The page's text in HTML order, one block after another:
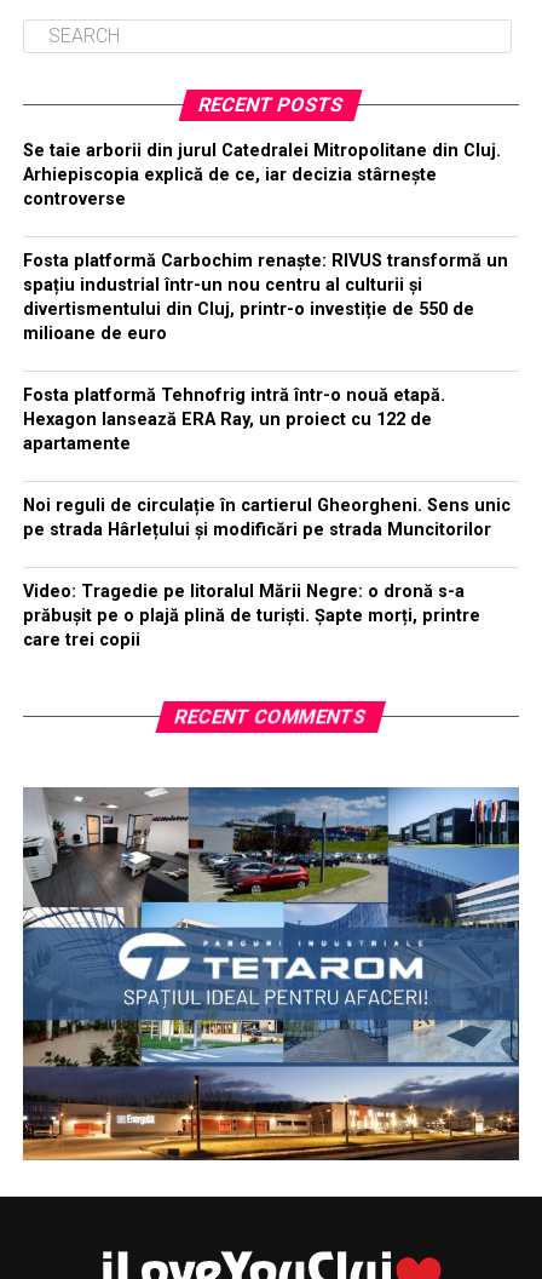
RECENT POSTS
Se taie arborii din jurul Catedralei Mitropolitane din Cluj.
Arhiepiscopia explică de ce, iar decizia stârnește
controverse
Fosta platformă Carbochim renaște: RIVUS transformă un
spațiu industrial într-un nou centru al culturii și
divertismentului din Cluj, printr-o investiție de 550 de
milioane de euro
Fosta platformă Tehnofrig intră într-o nouă etapă.
Hexagon lansează ERA Ray, un proiect cu 122 de
apartamente
Noi reguli de circulație în cartierul Gheorgheni. Sens unic
pe strada Hârlețului și modificări pe strada Muncitorilor
Video: Tragedie pe litoralul Mării Negre: o dronă s-a
prăbușit pe o plajă plină de turiști. Șapte morți, printre
care trei copii
RECENT COMMENTS